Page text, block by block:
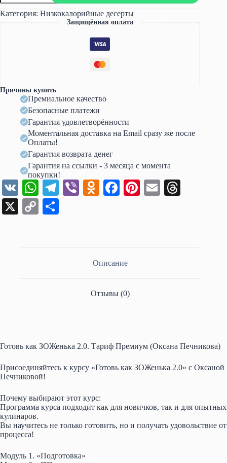
Готовь
как
Категория: Низкокалорийные десерты
Защищённая оплата
Причины купить
Премиальное качество
Безопасные платежи
Гарантия удовлетворённости
Моментальная доставка на Email сразу же после
Оплаты!
Гарантия возврата денег
Гарантия на ссылки - 3 месяца с момента
покупки!
V
K
W
ha
ts
Te
Vi
O
ni
Fa Pi
E
X
C
Описание
Отзывы (0)
Готовь как ЗОЖенька 2.0. Тариф Премиум (Оксана Печникова)
Присоединяйтесь к курсу «Готовь как ЗОЖенька 2.0» с Оксаной
Печниковой!
Почему выбирают этот курс:
Программа курса подходит как для новичков, так и для опытных
кулинаров.
Вы научитесь не только готовить, но и получать удовольствие от
процесса!
Модуль 1. «Подготовка»